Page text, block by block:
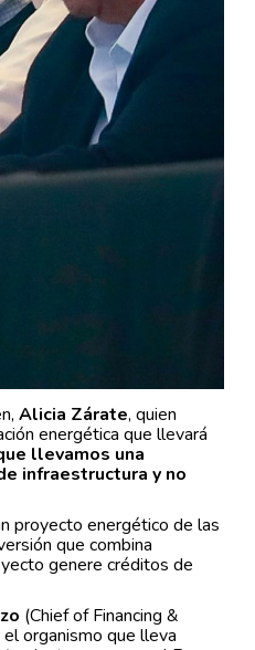
Alicia Zárate, quien
energética que llevará
llevamos una
infraestructura y no
proyecto energético de las
que combina
genere créditos de
(Chief of Financing &
organismo que lleva